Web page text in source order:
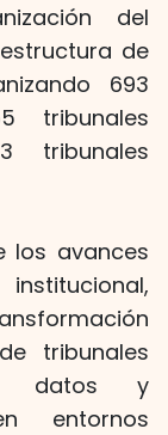
del
de
693
tribunales
tribunales
los avances
tribunales
datos y
entornos